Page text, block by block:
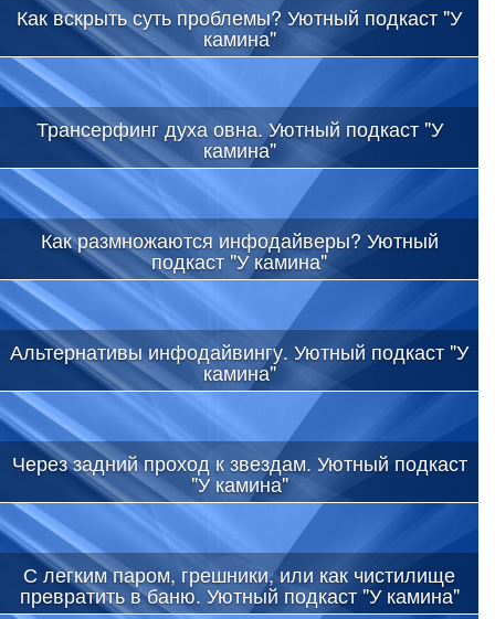
Как вскрыть суть проблемы? Уютный подкаст "У
камина"
Трансерфинг духа овна. Уютный подкаст "У
камина"
Как размножаются инфодайверы? Уютный
подкаст "У камина"
Альтернативы инфодайвингу. Уютный подкаст "У
камина"
Через задний проход к звездам. Уютный подкаст
"У камина"
С легким паром, грешники, или как чистилище
превратить в баню. Уютный подкаст "У камина"